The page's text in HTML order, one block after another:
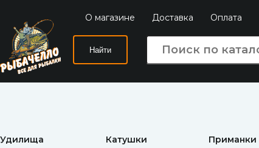
О магазине Доставка Оплата
Найти
Удилища Катушки Приманки